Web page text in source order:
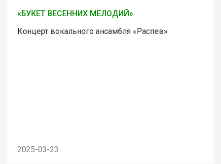
«БУКЕТ ВЕСЕННИХ МЕЛОДИЙ»
Концерт вокального ансамбля «Распев»
2025-03-23